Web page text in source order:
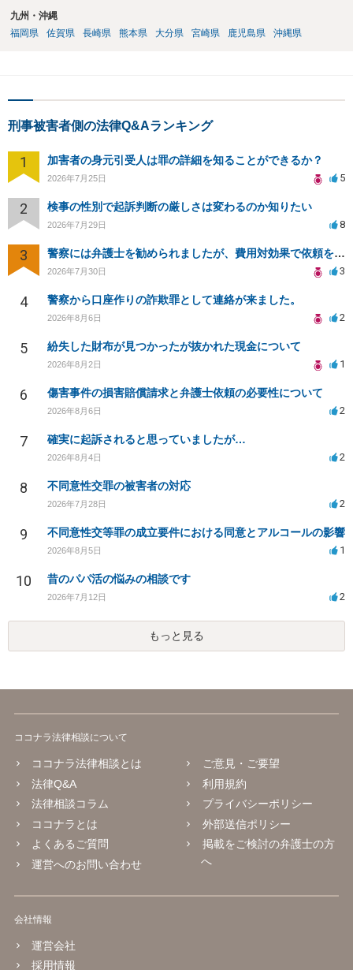
九州・沖縄
福岡県
佐賀県 長崎県 熊本県 大分県 宮崎県 鹿児島県 沖縄県
刑事被害者側の法律Q&Aランキング
1 加害者の身元引受人は罪の詳細を知ることができるか？
2026年7月25日 5
2 検事の性別で起訴判断の厳しさは変わるのか知りたい
2026年7月29日 8
3 警察には弁護士を勧められましたが、費用対効果で依頼をすることを躊躇しています。
2026年7月30日 3
4 警察から口座作りの詐欺罪として連絡が来ました。
2026年8月6日 2
5 紛失した財布が見つかったが抜かれた現金について
2026年8月2日 1
6 傷害事件の損害賠償請求と弁護士依頼の必要性について
2026年8月6日 2
7 確実に起訴されると思っていましたが…
2026年8月4日 2
8 不同意性交罪の被害者の対応
2026年7月28日 2
9 不同意性交等罪の成立要件における同意とアルコールの影響
2026年8月5日 1
10 昔のパパ活の悩みの相談です
2026年7月12日 2
もっと見る
ココナラ法律相談について
ココナラ法律相談とは
法律Q&A
法律相談コラム
ココナラとは
よくあるご質問
運営へのお問い合わせ
ご意見・ご要望
利用規約
プライバシーポリシー
外部送信ポリシー
掲載をご検討の弁護士の方
へ
会社情報
運営会社
採用情報